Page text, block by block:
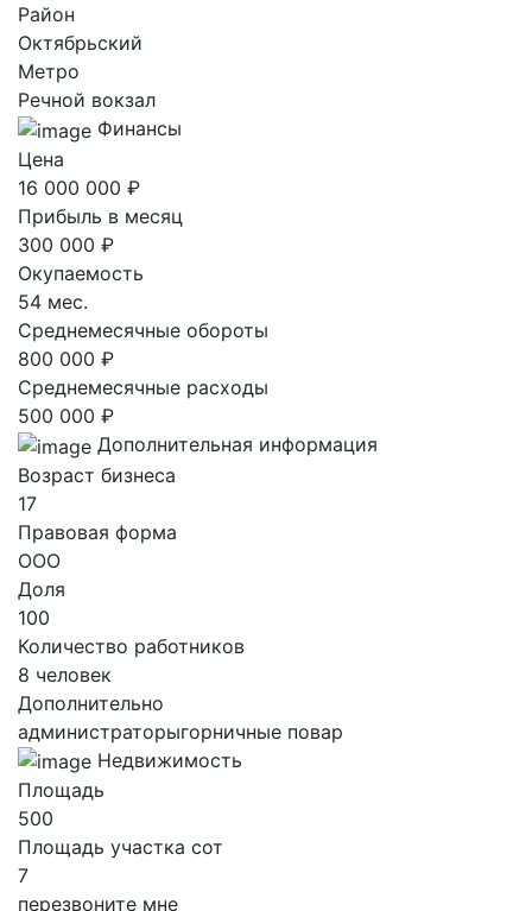
Район
Октябрьский
Метро
Речной вокзал
Финансы
Цена
16 000 000 ₽
Прибыль в месяц
300 000 ₽
Окупаемость
54 мес.
Среднемесячные обороты
800 000 ₽
Среднемесячные расходы
500 000 ₽
Дополнительная информация
Возраст бизнеса
17
Правовая форма
ООО
Доля
100
Количество работников
8 человек
Дополнительно
администраторыгорничные повар
Недвижимость
Площадь
500
Площадь участка сот
7
перезвоните мне